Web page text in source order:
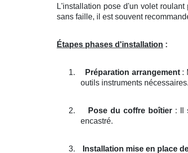
L'installation pose d'un volet
sans faille, il est souvent
Étapes phases d'installation :
1. Préparation arrangement:
outils instruments nécessaires.
2. Pose du coffre boîtier: Il
encastré.
3. Installation mise en place